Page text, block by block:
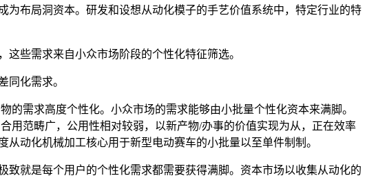
布局洞资本。研发和设想从动化模子的手艺价值系统中，特定行业的特
些需求来自小众市场阶段的个性化特征筛选。
化需求。
需求高度个性化。小众市场的需求能够由小批量个性化资本来满脚。
用范畴广，公用性相对较弱，以新产物/办事的价值实现为从，正在效率
动化机械加工核心用于新型电动赛车的小批量以至单件制制。
就是每个用户的个性化需求都需要获得满脚。资本市场以收集从动化的